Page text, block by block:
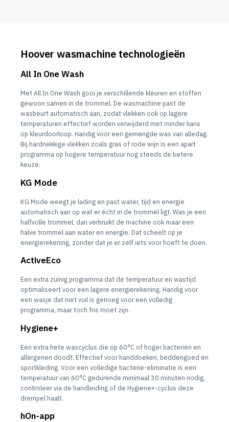
Hoover wasmachine technologieën
All In One Wash
Met All In One Wash gooi je verschillende kleuren en stoffen
gewoon samen in de trommel. De wasmachine past de
wasbeurt automatisch aan, zodat vlekken ook op lagere
temperaturen effectief worden verwijderd met minder kans
op kleurdoorloop. Handig voor een gemengde was van alledag.
Bij hardnekkige vlekken zoals gras of rode wijn is een apart
programma op hogere temperatuur nog steeds de betere
keuze.
KG Mode
KG Mode weegt je lading en past water, tijd en energie
automatisch aan op wat er écht in de trommel ligt. Was je een
halfvolle trommel, dan verbruikt de machine ook maar een
halve trommel aan water en energie. Dat scheelt op je
energierekening, zonder dat je er zelf iets voor hoeft te doen.
ActiveEco
Een extra zuinig programma dat de temperatuur en wastijd
optimaliseert voor een lagere energierekening. Handig voor
een wasje dat niet vuil is genoeg voor een volledig
programma, maar toch fris moet zijn.
Hygiene+
Een extra hete wascyclus die op 60°C of hoger bacteriën en
allergenen doodt. Effectief voor handdoeken, beddengoed en
sportkleding. Voor een volledige bacterie-eliminatie is een
temperatuur van 60°C gedurende minimaal 30 minuten nodig,
controleer via de handleiding of de Hygiene+-cyclus deze
drempel haalt.
hOn-app